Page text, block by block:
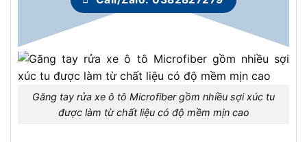
Găng tay rửa xe ô tô Microfiber gồm nhiều sợi xúc tu
được làm từ chất liệu có độ mềm mịn cao